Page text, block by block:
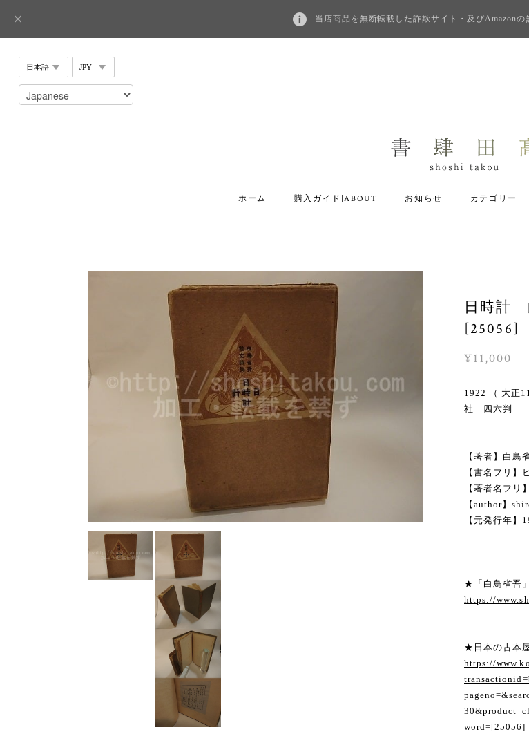
当店商品を無断転載した詐欺サイト・及びAmazon
ホーム 購入ガイド|ABOUT お知らせ カテゴリー
日時
[25056]
¥11,000
1922 （ 大
社 四六判
【著者】白鳥
【書名フリ
【著者名フリ
【author】
【元発行年】
★「白鳥省吾
https://
★日本の古本
https://
word=[25056]